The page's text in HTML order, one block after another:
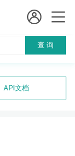
查 询
API文档